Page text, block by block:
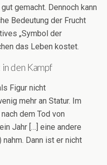
gemacht. Dennoch kann
Bedeutung der Frucht
„Symbol der
das Leben kostet.
den Kampf
Figur nicht
mehr an Statur. Im
dem Tod von
Jahr […] eine andere
nahm. Dann ist er nicht